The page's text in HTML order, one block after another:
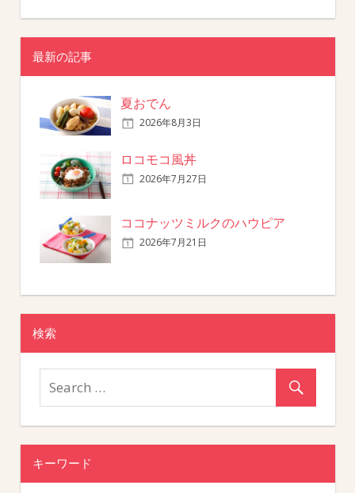
最新の記事
夏おでん
2026年8月3日
ロコモコ風丼
2026年7月27日
ココナッツミルクのハウピア
2026年7月21日
検索
キーワード